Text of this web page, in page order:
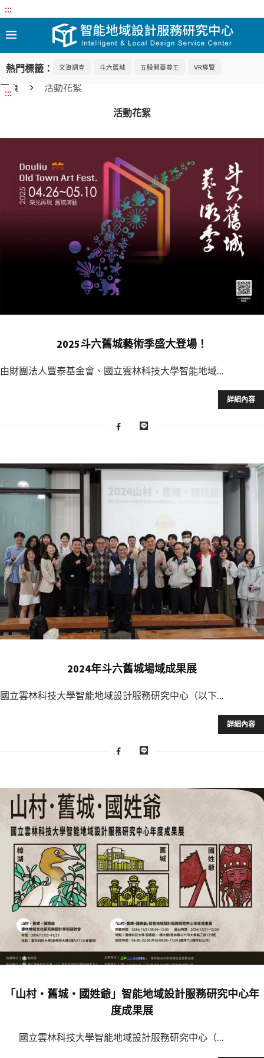
:::
熱門標籤： 文資調查 斗六舊城 五股開臺尊王 VR導覽
:::
首頁 活動花絮
活動花絮
2025斗六舊城藝術季盛大登場！
由財團法人豐泰基金會、國立雲林科技大學智能地域…
詳細內容
2024年斗六舊城場域成果展
國立雲林科技大學智能地域設計服務研究中心（以下…
詳細內容
「山村‧舊城‧國姓爺」智能地域設計服務研究中心年
度成果展
國立雲林科技大學智能地域設計服務研究中心（…